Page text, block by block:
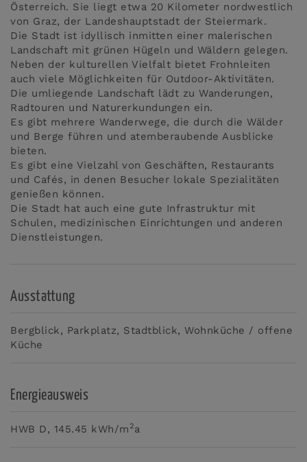
Österreich. Sie liegt etwa 20 Kilometer nordwestlich
von Graz, der Landeshauptstadt der Steiermark.
Die Stadt ist idyllisch inmitten einer malerischen
Landschaft mit grünen Hügeln und Wäldern gelegen.
Neben der kulturellen Vielfalt bietet Frohnleiten
auch viele Möglichkeiten für Outdoor-Aktivitäten.
Die umliegende Landschaft lädt zu Wanderungen,
Radtouren und Naturerkundungen ein.
Es gibt mehrere Wanderwege, die durch die Wälder
und Berge führen und atemberaubende Ausblicke
bieten.
Es gibt eine Vielzahl von Geschäften, Restaurants
und Cafés, in denen Besucher lokale Spezialitäten
genießen können.
Die Stadt hat auch eine gute Infrastruktur mit
Schulen, medizinischen Einrichtungen und anderen
Dienstleistungen.
Ausstattung
Bergblick Parkplatz Stadtblick
Wohnküche / offene
Küche
Energieausweis
HWB D, 145.45 kWh/m 2a